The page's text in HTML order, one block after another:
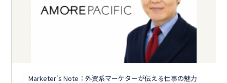
Marketer's Note：外資系マーケターが伝える仕事の魅力